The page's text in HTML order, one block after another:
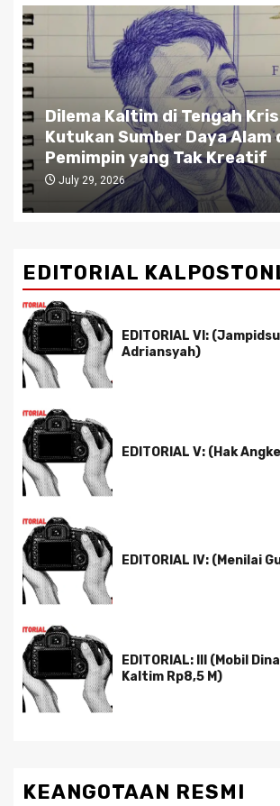
Dilema Kaltim di Tengah
Kutukan Sumber Daya Alam
Pemimpin yang Tak Kreatif
July 29, 2026
EDITORIAL
EDITORIAL VI:
Adriansyah)
EDITORIAL V: (Hak
EDITORIAL IV: (Menilai
EDITORIAL: III (Mobil
Kaltim Rp8,5 M)
KEANGOTAAN RESMI